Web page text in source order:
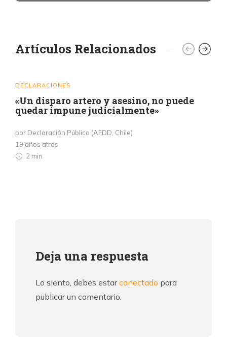
Artículos Relacionados
DECLARACIONES
«Un disparo artero y asesino, no puede
quedar impune judicialmente»
por Declaración Pública (AFDD, Chile)
19 años atrás
2 min
Deja una respuesta
Lo siento, debes estarconectado para
publicar un comentario.